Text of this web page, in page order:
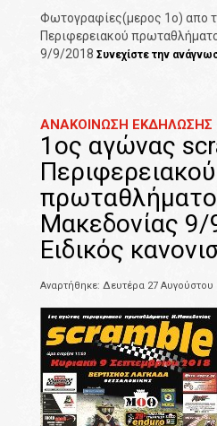
Φωτογραφίες(μερος 1ο) απο
Περιφερειακού
9/9/2018 Συνεχίστε την
ΑΝΑΚΟΙΝΩΣΗ ΕΚΔΗΛΩΣΗΣ
1ος αγώνας
Περιφερειακού
Μακεδονίας
Ειδικός
Αναρτήθηκε: Δευτέρα 27 Αυγούστου